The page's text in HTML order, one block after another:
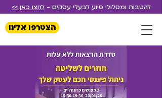
להטבות ומסלולי סיוע לבעלי עסקים -לחצו כאן >>
הצטרפו אלינו